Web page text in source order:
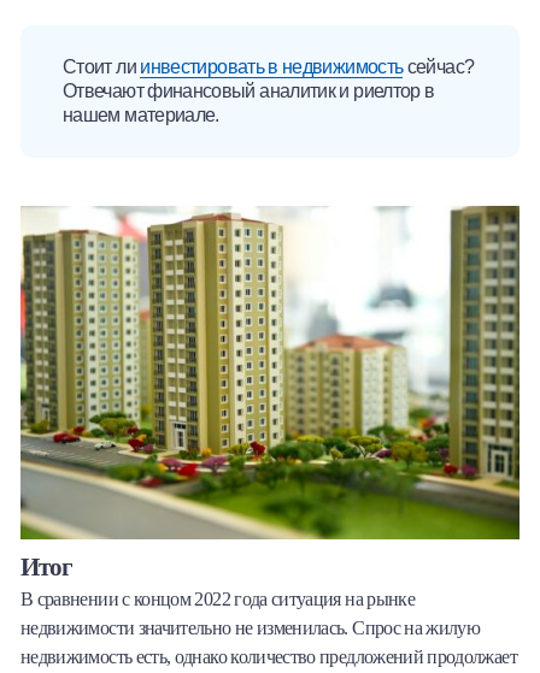
Стоит ли инвестировать в недвижимостьсейчас?
Отвечают финансовый аналитик и риелтор в
нашем материале.
Итог
В сравнении с концом 2022 года ситуация на рынке
недвижимости значительно не изменилась. Спрос на жилую
недвижимость есть, однако количество предложений продолжает